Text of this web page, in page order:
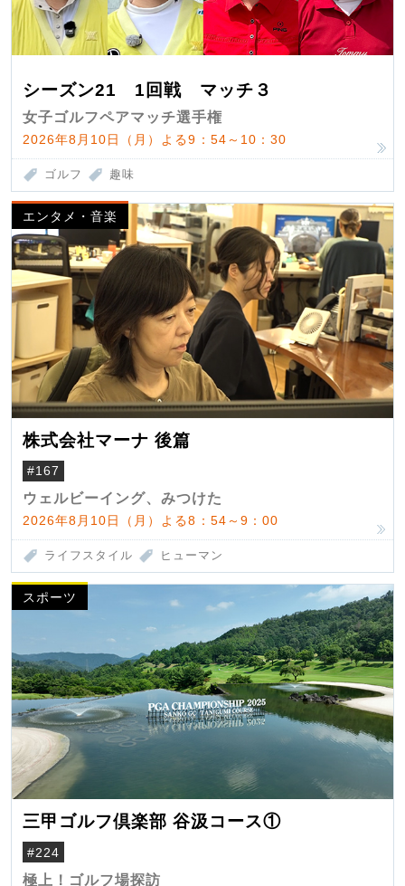
シーズン21 1回戦 マッチ３
女子ゴルフペアマッチ選手権
2026年8月10日（月）よる9：54～10：30
ゴルフ 趣味
エンタメ・音楽
株式会社マーナ 後篇
#167
ウェルビーイング、みつけた
2026年8月10日（月）よる8：54～9：00
ライフスタイル ヒューマン
スポーツ
三甲ゴルフ倶楽部 谷汲コース①
#224
極上！ゴルフ場探訪